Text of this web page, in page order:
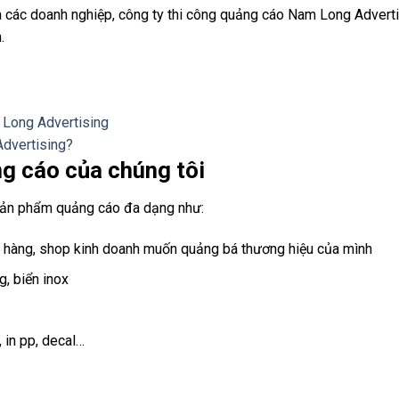
doanh nghiệp, công ty thi công quảng cáo Nam Long
Long Advertising
cáo của chúng tôi
phẩm quảng cáo đa dạng như:
shop kinh doanh muốn quảng bá thương hiệu của mình
biển inox
in pp, decal…